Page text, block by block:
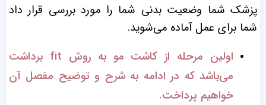
پزشک شما وضعیت بدنی شما را مورد بررسی قرار داد
شما برای عمل آماده می‌شوید.
اولین مرحله از کاشت مو به روش fit برداشت
می‌باشد که در ادامه به شرح و توضیح مفصل آن
خواهیم پرداخت.